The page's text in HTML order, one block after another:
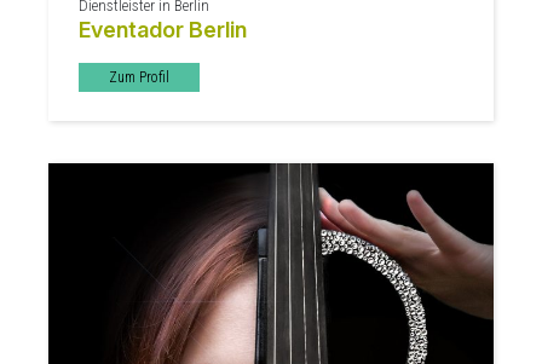
Dienstleister in Berlin
Eventador Berlin
Zum Profil